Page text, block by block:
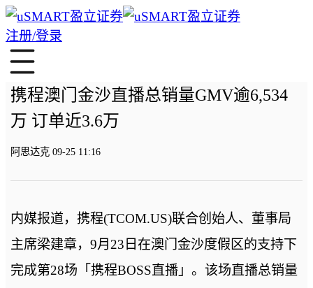
注册/登录
携程澳门金沙直播总销量GMV逾6,534
万 订单近3.6万
阿思达克 09-25 11:16
内媒报道，携程(TCOM.US)联合创始人、董事局
主席梁建章，9月23日在澳门金沙度假区的支持下
完成第28场「携程BOSS直播」。该场直播总销量